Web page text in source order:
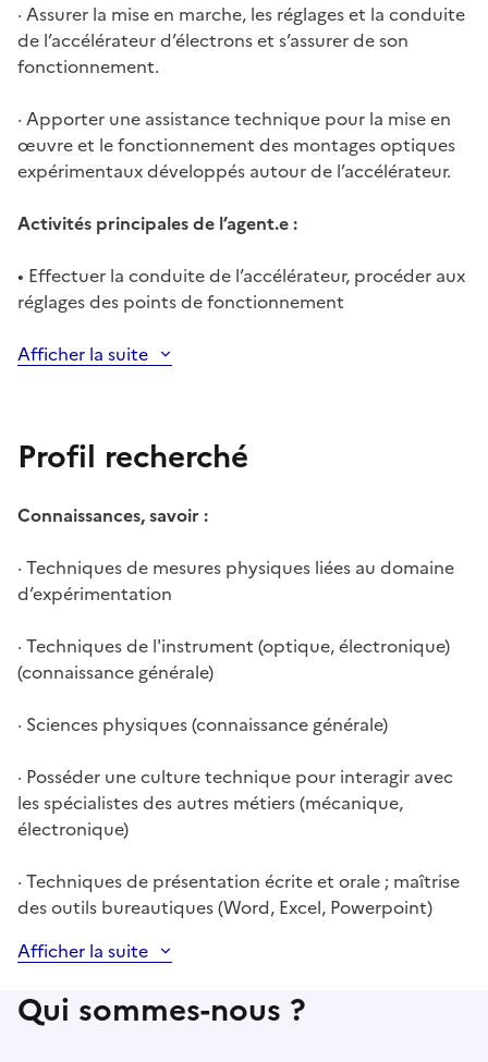
· Assurer la mise en marche, les réglages et la conduite
de l’accélérateur d’électrons et s’assurer de son
fonctionnement.
· Apporter une assistance technique pour la mise en
œuvre et le fonctionnement des montages optiques
expérimentaux développés autour de l’accélérateur.
Activités principales de l’agent.e :
• Effectuer la conduite de l’accélérateur, procéder aux
réglages des points de fonctionnement
Afficher la suite
Profil recherché
Connaissances, savoir :
· Techniques de mesures physiques liées au domaine
d’expérimentation
· Techniques de l'instrument (optique, électronique)
(connaissance générale)
· Sciences physiques (connaissance générale)
· Posséder une culture technique pour interagir avec
les spécialistes des autres métiers (mécanique,
électronique)
· Techniques de présentation écrite et orale ; maîtrise
des outils bureautiques (Word, Excel, Powerpoint)
Afficher la suite
Qui sommes-nous ?